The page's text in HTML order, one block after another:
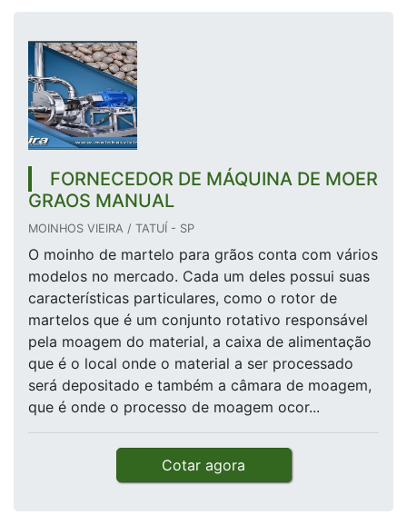
FORNECEDOR DE MÁQUINA DE MOER
GRAOS MANUAL
MOINHOS VIEIRA / TATUÍ - SP
O moinho de martelo para grãos conta com vários
modelos no mercado. Cada um deles possui suas
características particulares, como o rotor de
martelos que é um conjunto rotativo responsável
pela moagem do material, a caixa de alimentação
que é o local onde o material a ser processado
será depositado e também a câmara de moagem,
que é onde o processo de moagem ocor...
Cotar agora